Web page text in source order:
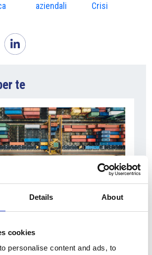
Details About
cookies
personalise content and ads, to
aziendali
Crisi
te
Italia – Repubblica ha superato